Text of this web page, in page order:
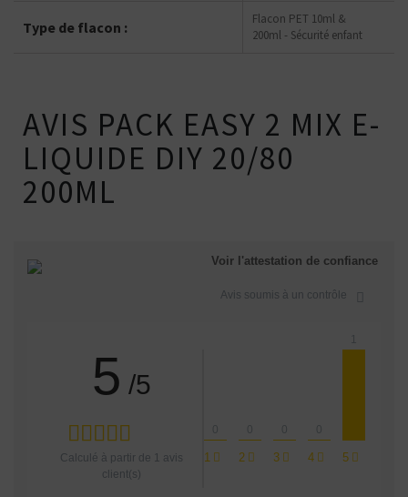
Type de flacon :
Flacon PET 10ml &
200ml - Sécurité enfant
AVIS PACK EASY 2 MIX E-
LIQUIDE DIY 20/80
200ML
Voir l'attestation de confiance
Avis soumis à un contrôle
5 /5
Calculé à partir de 1 avis
client(s)
1 2 3 4 5